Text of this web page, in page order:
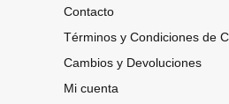
Contacto
Términos y Condiciones de
Cambios y Devoluciones
Mi cuenta